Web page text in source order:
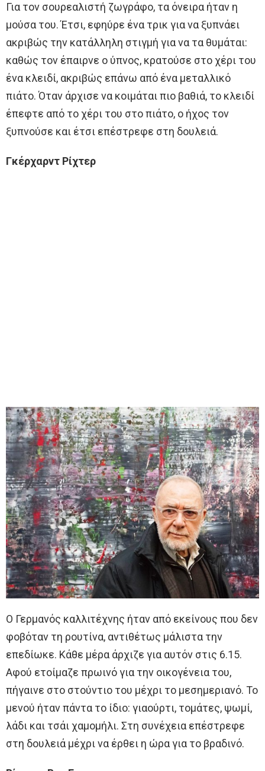
Για τον σουρεαλιστή ζωγράφο, τα όνειρα ήταν η
μούσα του. Έτσι, εφηύρε ένα τρικ για να ξυπνάει
ακριβώς την κατάλληλη στιγμή για να τα θυμάται:
καθώς τον έπαιρνε ο ύπνος, κρατούσε στο χέρι του
ένα κλειδί, ακριβώς επάνω από ένα μεταλλικό
πιάτο. Όταν άρχισε να κοιμάται πιο βαθιά, το κλειδί
έπεφτε από το χέρι του στο πιάτο, ο ήχος τον
ξυπνούσε και έτσι επέστρεφε στη δουλειά.
Γκέρχαρντ Ρίχτερ
Ο Γερμανός καλλιτέχνης ήταν από εκείνους που δεν
φοβόταν τη ρουτίνα, αντιθέτως μάλιστα την
επεδίωκε. Κάθε μέρα άρχιζε για αυτόν στις 6.15.
Αφού ετοίμαζε πρωινό για την οικογένεια του,
πήγαινε στο στούντιο του μέχρι το μεσημεριανό. Το
μενού ήταν πάντα το ίδιο: γιαούρτι, τομάτες, ψωμί,
λάδι και τσάι χαμομήλι. Στη συνέχεια επέστρεφε
στη δουλειά μέχρι να έρθει η ώρα για το βραδινό.